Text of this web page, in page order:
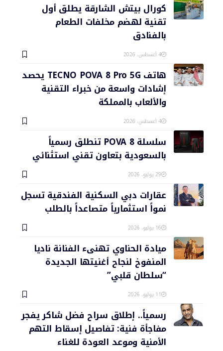
كورال بيتش الشارقة يطلق أول
تقنية لهضم مخلفات الطعام
بالفنادق
4 أغسطس، 2026
هاتف TECNO POVA 8 Pro 5G يحصد
إشادات واسعة من خبراء التقنية
والألعاب بالمملكة
4 أغسطس، 2026
سلسلة POVA 8 تنطلق رسمياً
بالسعودية بتعاون تقني استثنائي
29 يوليو، 2026
عقارات دبي السكنية الفندقية تسجل
نمواً استثمارياً متصاعداً بالطلب
16 يوليو، 2026
ميادة الحناوي تهنىء الفنانة ناديا
المنفوخ لنجاح أغنيتها الجديدة
“سلطان قلبي”
11 يوليو، 2026
رسمياً.. إطلاق سراح فضل شاكر يفجر
مفاجأة فنية: تفاصيل إسقاط التهم
الأمنية وموعد العودة للغناء